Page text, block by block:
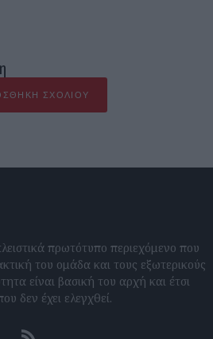
ΣΧΟΛΊΟΥ
πρωτότυπο περιεχόμενο που
του ομάδα και τους εξωτερικούς
είναι βασική του αρχή και έτσι
δεν έχει ελεγχθεί.